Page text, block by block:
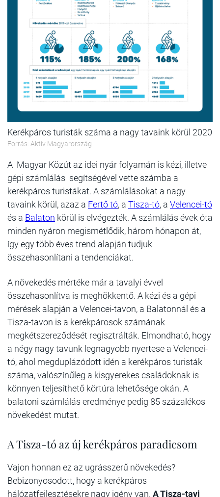
Kerékpáros turisták száma a nagy tavaink körül 2020
Forrás: Aktív Magyarország
A Magyar Közút az idei nyár folyamán is kézi, illetve
gépi számlálás segítségével vette számba a
kerékpáros turistákat. A számlálásokat a nagy
tavaink körül, azaz a Fertő tó, a Tisza-tó, a Velencei-tó
és a Balaton körül is elvégezték. A számlálás évek óta
minden nyáron megismétlődik, három hónapon át,
így egy több éves trend alapján tudjuk
összehasonlítani a tendenciákat.
A növekedés mértéke már a tavalyi évvel
összehasonlítva is meghökkentő. A kézi és a gépi
mérések alapján a Velencei-tavon, a Balatonnál és a
Tisza-tavon is a kerékpárosok számának
megkétszereződését regisztrálták. Elmondható, hogy
a négy nagy tavunk legnagyobb nyertese a Velencei-
tó, ahol megduplázódott idén a kerékpáros turisták
száma, valószínűleg a kisgyerekes családoknak is
könnyen teljesíthető körtúra lehetősége okán. A
balatoni számlálás eredménye pedig 85 százalékos
növekedést mutat.
A Tisza-tó az új kerékpáros paradicsom
Vajon honnan ez az ugrásszerű növekedés?
Bebizonyosodott, hogy a kerékpáros
hálózatfejlesztésekre nagy igény van. A Tisza-tavi